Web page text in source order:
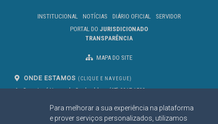
Para melhorar a sua experiência na plataforma
e prover serviços personalizados, utilizamos
INSTITUCIONAL NOTÍCIAS DIÁRIO OFICIAL
SERVIDOR
PORTAL DO JURISDICIONADO
TRANSPARÊNCIA
MAPA DO SITE
ONDE ESTAMOS (CLIQUE E NAVEGUE)
Av. Des. José Nunes da Cunha, bloco
Campo Grande/MS
CEP: 79031-310
(67) 3317-1500